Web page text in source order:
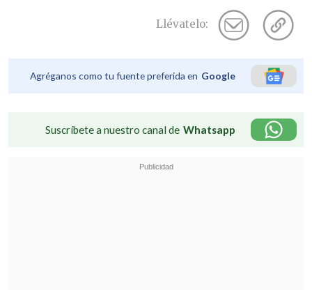
Llévatelo:
Agréganos como tu fuente preferida en Google
Suscríbete a nuestro canal de Whatsapp